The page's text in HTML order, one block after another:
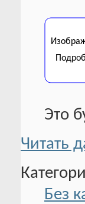
Это
Читать
Без